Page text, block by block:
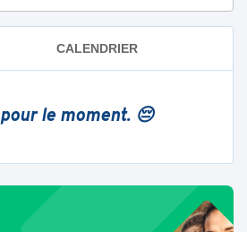
CALENDRIER
le moment. 😔